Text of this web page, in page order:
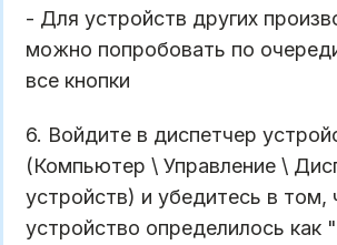
- Для устройств других
можно попробовать по
все кнопки
6. Войдите в диспетчер
(Компьютер \ Управление \
устройств) и убедитесь в том,
устройство определилось как